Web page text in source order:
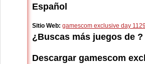
Español
Sitio Web: gamescom exclusive day 1129
¿Buscas más juegos de ?
Descargar gamescom